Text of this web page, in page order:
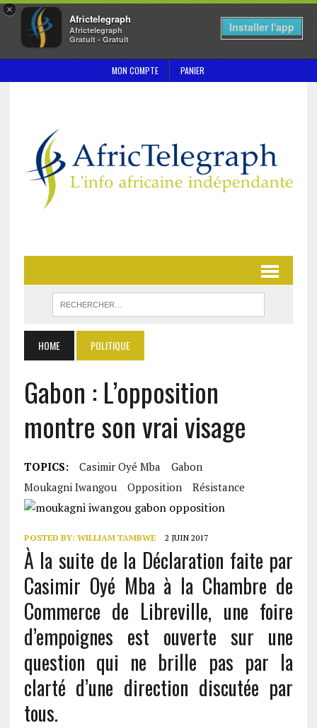
×
Africtelegraph
Africtelegraph
Gratuit - Gratuit
Installer l'app
MON COMPTE PANIER
HOME POLITIQUE
Gabon : L’opposition
montre son vrai visage
TOPICS: Casimir Oyé Mba
Gabon
Moukagni Iwangou
Opposition Résistance
POSTED BY: WILLIAM TAMBWE 2 JUIN 2017
À la suite de la Déclaration faite par
Casimir Oyé Mba à la Chambre de
Commerce de Libreville, une foire
d’empoignes est ouverte sur une
question qui ne brille pas par la
clarté d’une direction discutée par
tous.